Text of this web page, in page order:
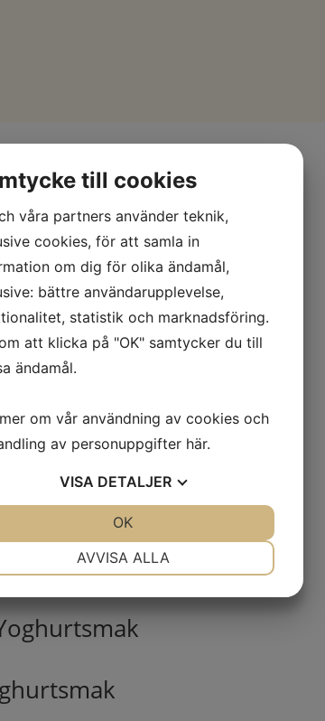
med Yoghurtsmak
till cookies
våra partners använder teknik,
cookies, för att samla in
om dig för olika ändamål,
bättre användarupplevelse,
statistik och marknadsföring.
att klicka på "OK" samtycker du till
ändamål.
om vår användning av cookies och
av personuppgifter här.
VISA DETALJER
AVVISA ALLA
OK